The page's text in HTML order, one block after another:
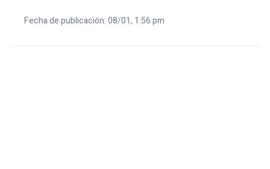
Fecha de publicación: 08/01, 1:56 pm